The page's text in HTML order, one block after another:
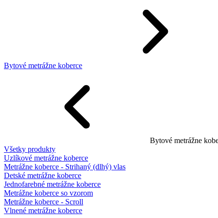
Bytové metrážne koberce
Bytové metrážne
Všetky produkty
Uzlíkové metrážne koberce
Metrážne koberce - Strihaný (dlhý) vlas
Detské metrážne koberce
Jednofarebné metrážne koberce
Metrážne koberce so vzorom
Metrážne koberce - Scroll
Vlnené metrážne koberce